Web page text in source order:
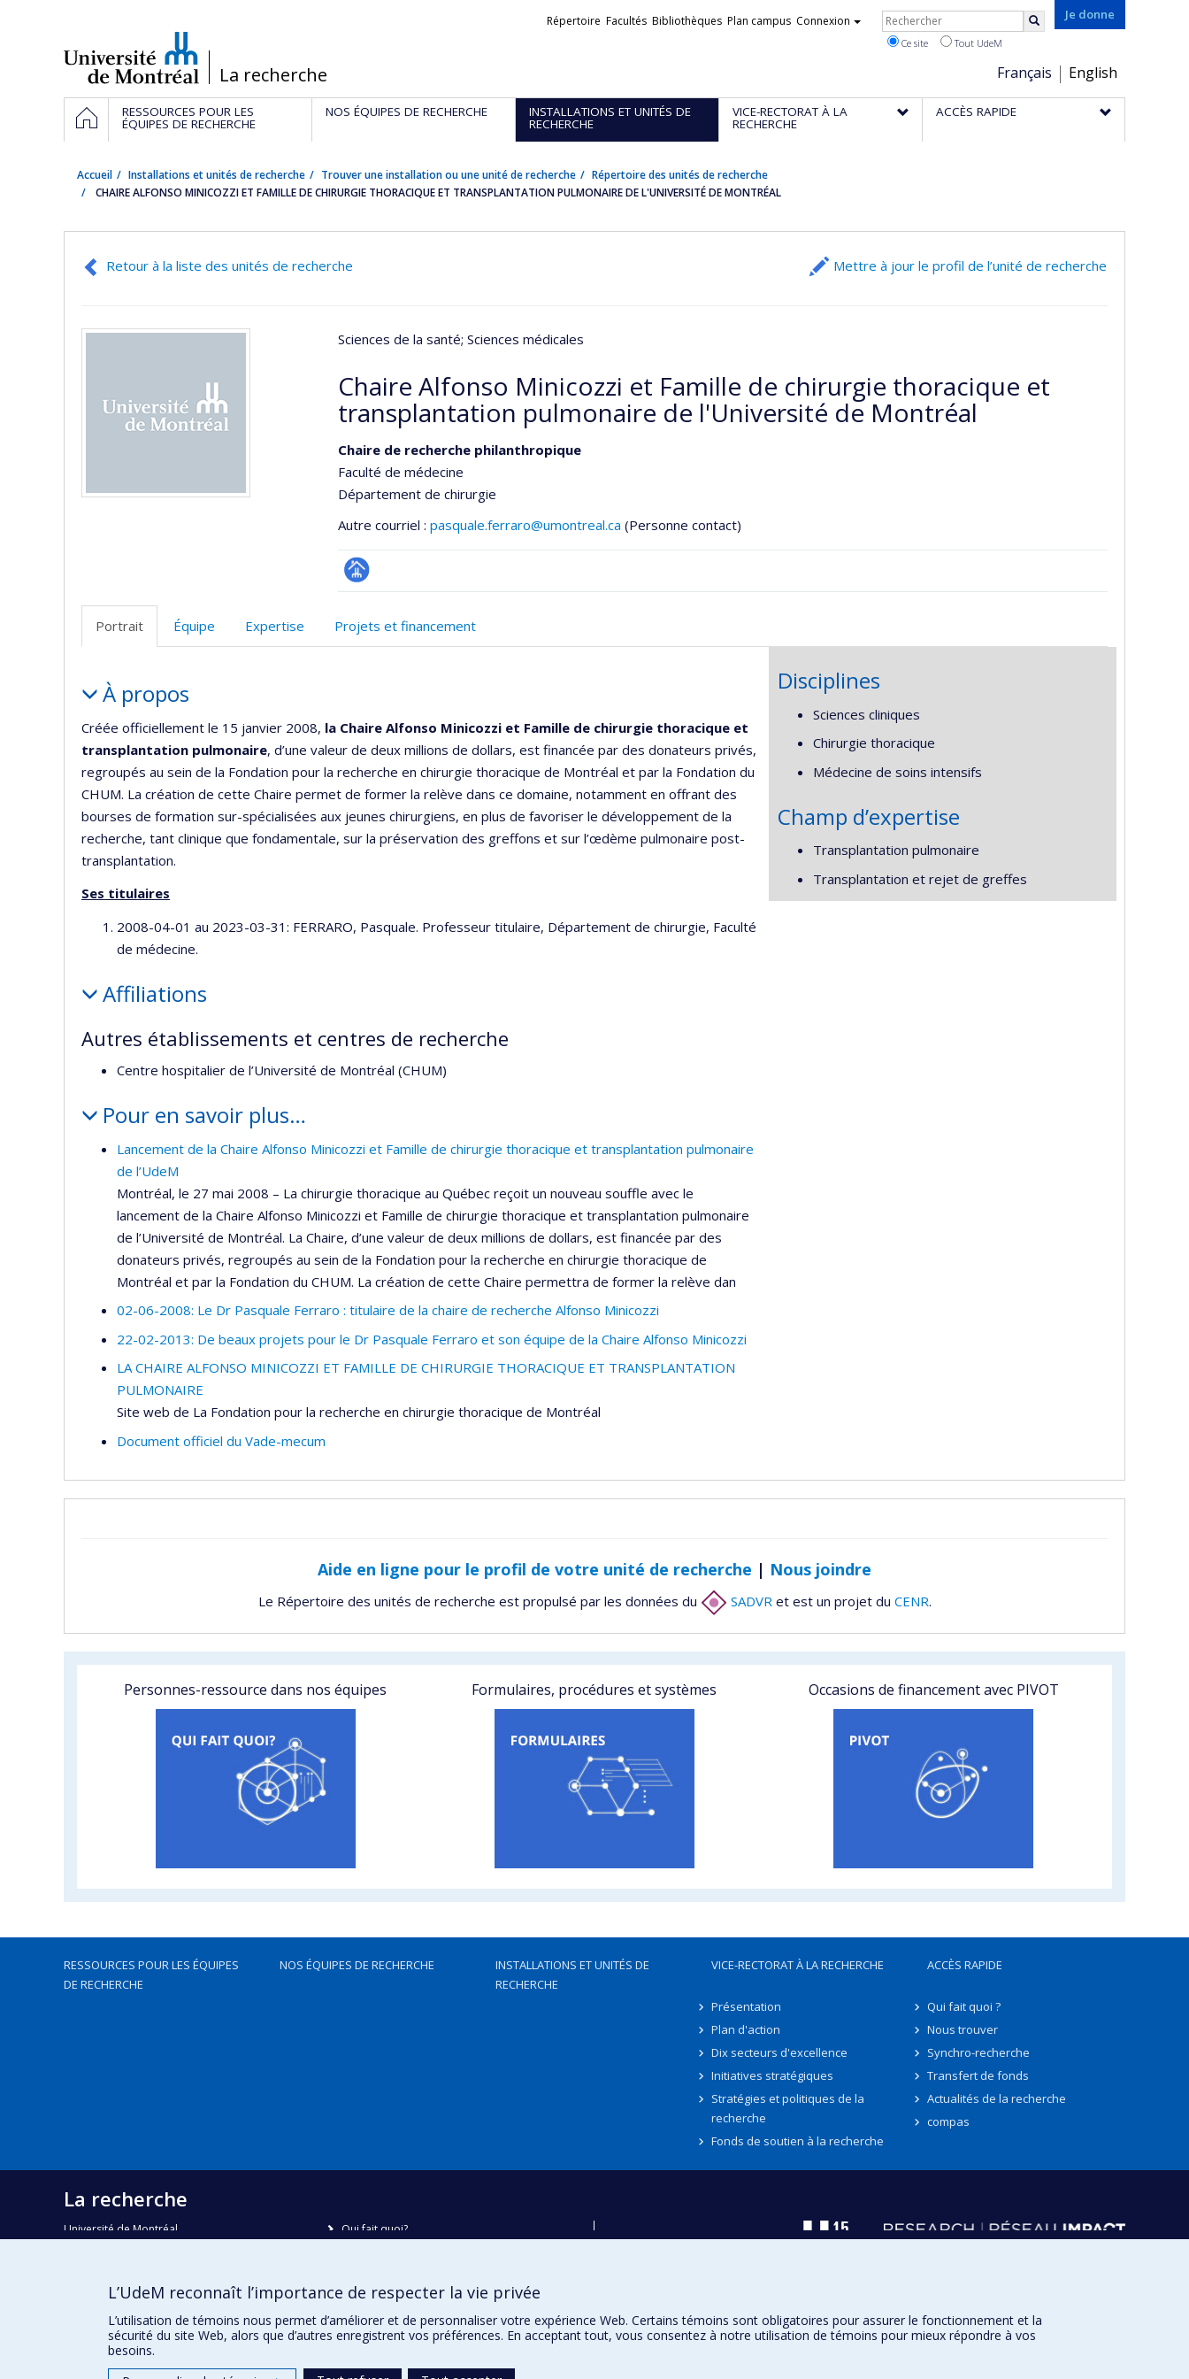
/La recherche
Je donne
Choix
de
la
Français English
Liens
Répertoire Facultés Bibliothèques Plan campus Connexion Rechercher
Ce site Tout UdeM
Navigation
principale
ACCUEILRESSOURCES POUR LES
ÉQUIPES DE RECHERCHE
NOS ÉQUIPES DE RECHERCHE INSTALLATIONS ET UNITÉS DE
RECHERCHE
VICE-RECTORAT À LA
RECHERCHE
ACCÈS RAPIDE
Accueil Installations et unités de recherche Trouver une installation ou une unité de recherche
Répertoire des unités de recherche
CHAIRE ALFONSO MINICOZZI ET FAMILLE DE CHIRURGIE THORACIQUE ET TRANSPLANTATION PULMONAIRE DE L'UNIVERSITÉ DE MONTRÉAL
Retour à la liste des unités de recherche Mettre à jour le profil de l’unité de recherche
Sciences de la santé; Sciences médicales
Chaire Alfonso Minicozzi et Famille de chirurgie thoracique et
transplantation pulmonaire de l'Université de Montréal
Chaire de recherche philanthropique
Faculté de médecine
Département de chirurgie
Autre courriel : pasquale.ferraro@umontreal.ca (Personne contact)
Page
(départementale,
Portrait Équipe Expertise Projets et financement
Portrait
À propos
Créée officiellement le 15 janvier 2008, la Chaire Alfonso Minicozzi et Famille de chirurgie thoracique et
transplantation pulmonaire, d’une valeur de deux millions de dollars, est financée par des donateurs privés,
regroupés au sein de la Fondation pour la recherche en chirurgie thoracique de Montréal et par la Fondation du
CHUM. La création de cette Chaire permet de former la relève dans ce domaine, notamment en offrant des
bourses de formation sur-spécialisées aux jeunes chirurgiens, en plus de favoriser le développement de la
recherche, tant clinique que fondamentale, sur la préservation des greffons et sur l’œdème pulmonaire post-
transplantation.
Ses titulaires
2008-04-01 au 2023-03-31: FERRARO, Pasquale. Professeur titulaire, Département de chirurgie, Faculté
de médecine.
Affiliations
Autres établissements et centres de recherche
Centre hospitalier de l’Université de Montréal (CHUM)
Pour en savoir plus…
Lancement de la Chaire Alfonso Minicozzi et Famille de chirurgie thoracique et transplantation pulmonaire
de l’UdeM
Montréal, le 27 mai 2008 – La chirurgie thoracique au Québec reçoit un nouveau souffle avec le
lancement de la Chaire Alfonso Minicozzi et Famille de chirurgie thoracique et transplantation pulmonaire
de l’Université de Montréal. La Chaire, d’une valeur de deux millions de dollars, est financée par des
donateurs privés, regroupés au sein de la Fondation pour la recherche en chirurgie thoracique de
Montréal et par la Fondation du CHUM. La création de cette Chaire permettra de former la relève dan
02-06-2008: Le Dr Pasquale Ferraro : titulaire de la chaire de recherche Alfonso Minicozzi
22-02-2013: De beaux projets pour le Dr Pasquale Ferraro et son équipe de la Chaire Alfonso Minicozzi
LA CHAIRE ALFONSO MINICOZZI ET FAMILLE DE CHIRURGIE THORACIQUE ET TRANSPLANTATION
PULMONAIRE
Site web de La Fondation pour la recherche en chirurgie thoracique de Montréal
Document officiel du Vade-mecum
Disciplines
Sciences cliniques
Chirurgie thoracique
Médecine de soins intensifs
Champ d’expertise
Transplantation pulmonaire
Transplantation et rejet de greffes
Aide en ligne pour le profil de votre unité de recherche | Nous joindre
Le Répertoire des unités de recherche est propulsé par les données du SADVR et est un projet du CENR.
Personnes-ressource dans nos équipes Formulaires, procédures et systèmes Occasions de financement avec PIVOT
RESSOURCES POUR LES ÉQUIPES
DE RECHERCHE
NOS ÉQUIPES DE RECHERCHE
INSTALLATIONS ET UNITÉS DE
RECHERCHE
VICE-RECTORAT À LA RECHERCHE
Présentation
Plan d'action
Dix secteurs d'excellence
Initiatives stratégiques
Stratégies et politiques de la
recherche
Fonds de soutien à la recherche
ACCÈS RAPIDE
Qui fait quoi ?
Nous trouver
Synchro-recherche
Transfert de fonds
Actualités de la recherche
compas
La recherche
Université de Montréal
Courriel:recherche@umontreal.ca
Qui fait quoi?
Plan du site
Accessibilité
L’UdeM reconnaît l’importance de respecter la vie privée
L’utilisation de témoins nous permet d’améliorer et de personnaliser votre expérience Web. Certains témoins sont obligatoires pour assurer le fonctionnement et la
sécurité du site Web, alors que d’autres enregistrent vos préférences. En acceptant tout, vous consentez à notre utilisation de témoins pour mieux répondre à vos
besoins.